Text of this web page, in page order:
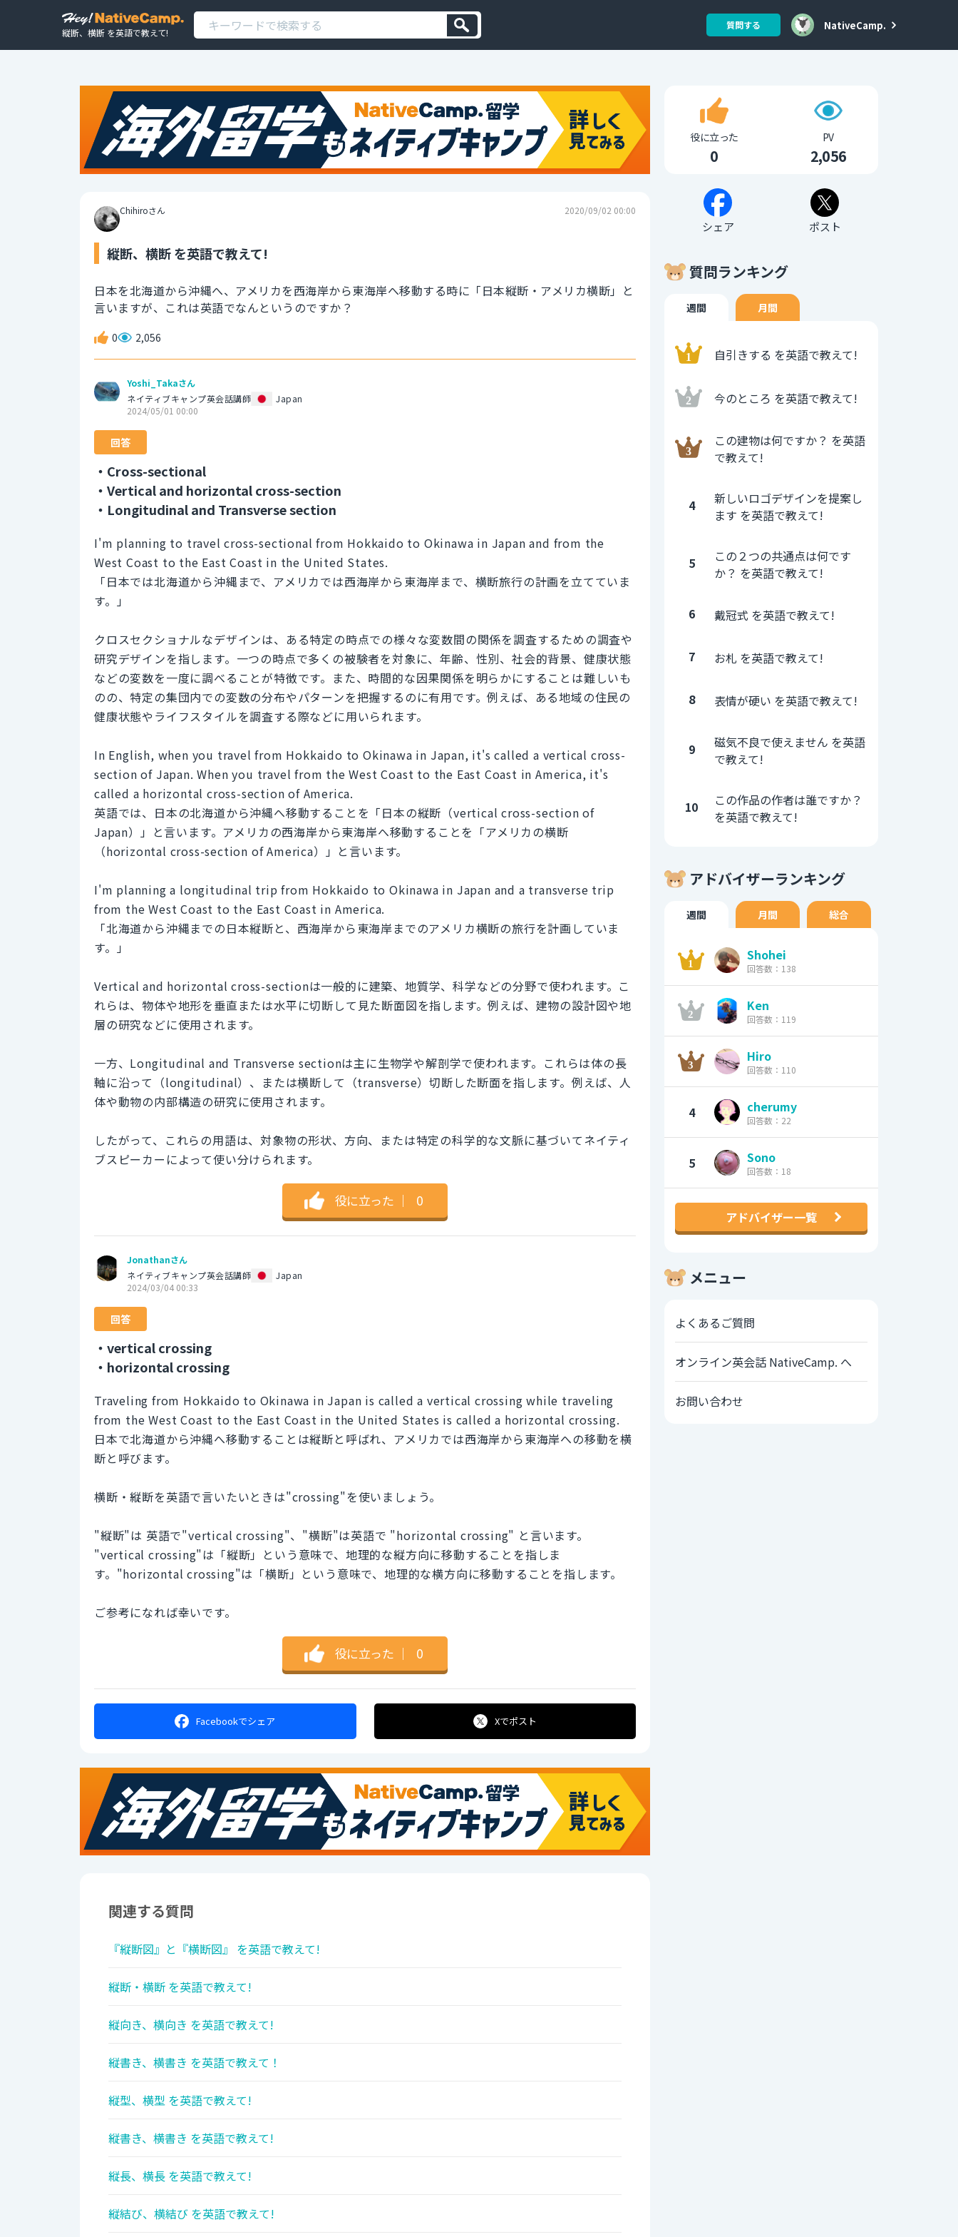
縦断、横断 を英語で教えて!
質問する NativeCamp.
Chihiroさん 2020/09/02 00:00
縦断、横断 を英語で教えて!
日本を北海道から沖縄へ、アメリカを西海岸から東海岸へ移動する時に「日本縦断・アメリカ横断」と
言いますが、これは英語でなんというのですか？
0 2,056
Yoshi_Takaさん
ネイティブキャンプ英会話講師
Japan
2024/05/01 00:00
回答
・Cross-sectional
・Vertical and horizontal cross-section
・Longitudinal and Transverse section
I'm planning to travel cross-sectional from Hokkaido to Okinawa in Japan and from the
West Coast to the East Coast in the United States.
「日本では北海道から沖縄まで、アメリカでは西海岸から東海岸まで、横断旅行の計画を立てていま
す。」
クロスセクショナルなデザインは、ある特定の時点での様々な変数間の関係を調査するための調査や
研究デザインを指します。一つの時点で多くの被験者を対象に、年齢、性別、社会的背景、健康状態
などの変数を一度に調べることが特徴です。また、時間的な因果関係を明らかにすることは難しいも
のの、特定の集団内での変数の分布やパターンを把握するのに有用です。例えば、ある地域の住民の
健康状態やライフスタイルを調査する際などに用いられます。
In English, when you travel from Hokkaido to Okinawa in Japan, it's called a vertical cross-
section of Japan. When you travel from the West Coast to the East Coast in America, it's
called a horizontal cross-section of America.
英語では、日本の北海道から沖縄へ移動することを「日本の縦断（vertical cross-section of
Japan）」と言います。アメリカの西海岸から東海岸へ移動することを「アメリカの横断
（horizontal cross-section of America）」と言います。
I'm planning a longitudinal trip from Hokkaido to Okinawa in Japan and a transverse trip
from the West Coast to the East Coast in America.
「北海道から沖縄までの日本縦断と、西海岸から東海岸までのアメリカ横断の旅行を計画していま
す。」
Vertical and horizontal cross-sectionは一般的に建築、地質学、科学などの分野で使われます。こ
れらは、物体や地形を垂直または水平に切断して見た断面図を指します。例えば、建物の設計図や地
層の研究などに使用されます。
一方、Longitudinal and Transverse sectionは主に生物学や解剖学で使われます。これらは体の長
軸に沿って（longitudinal）、または横断して（transverse）切断した断面を指します。例えば、人
体や動物の内部構造の研究に使用されます。
したがって、これらの用語は、対象物の形状、方向、または特定の科学的な文脈に基づいてネイティ
ブスピーカーによって使い分けられます。
役に立った ｜ 0
Jonathanさん
ネイティブキャンプ英会話講師
Japan
2024/03/04 00:33
回答
・vertical crossing
・horizontal crossing
Traveling from Hokkaido to Okinawa in Japan is called a vertical crossing while traveling
from the West Coast to the East Coast in the United States is called a horizontal crossing.
日本で北海道から沖縄へ移動することは縦断と呼ばれ、アメリカでは西海岸から東海岸への移動を横
断と呼びます。
横断・縦断を英語で言いたいときは"crossing"を使いましょう。
"縦断"は 英語で"vertical crossing"、"横断"は英語で "horizontal crossing" と言います。
"vertical crossing"は「縦断」という意味で、地理的な縦方向に移動することを指しま
す。"horizontal crossing"は「横断」という意味で、地理的な横方向に移動することを指します。
ご参考になれば幸いです。
役に立った ｜ 0
Facebookでシェア Xでポスト
関連する質問
『縦断図』と『横断図』 を英語で教えて!
縦断・横断 を英語で教えて!
縦向き、横向き を英語で教えて!
縦書き、横書き を英語で教えて！
縦型、横型 を英語で教えて!
縦書き、横書き を英語で教えて!
縦長、横長 を英語で教えて!
縦結び、横結び を英語で教えて!
役に立った
0
PV
2,056
シェア ポスト
質問ランキング
週間 月間
自引きする を英語で教えて!
今のところ を英語で教えて!
この建物は何ですか？ を英語
で教えて!
4
新しいロゴデザインを提案し
ます を英語で教えて!
5
この２つの共通点は何です
か？ を英語で教えて!
6 戴冠式 を英語で教えて!
7 お札 を英語で教えて!
8 表情が硬い を英語で教えて!
9
磁気不良で使えません を英語
で教えて!
10
この作品の作者は誰ですか？
を英語で教えて!
アドバイザーランキング
週間 月間 総合
Shohei
回答数：138
Ken
回答数：119
Hiro
回答数：110
4 cherumy
回答数：22
5 Sono
回答数：18
アドバイザー一覧
メニュー
よくあるご質問
オンライン英会話 NativeCamp. へ
お問い合わせ